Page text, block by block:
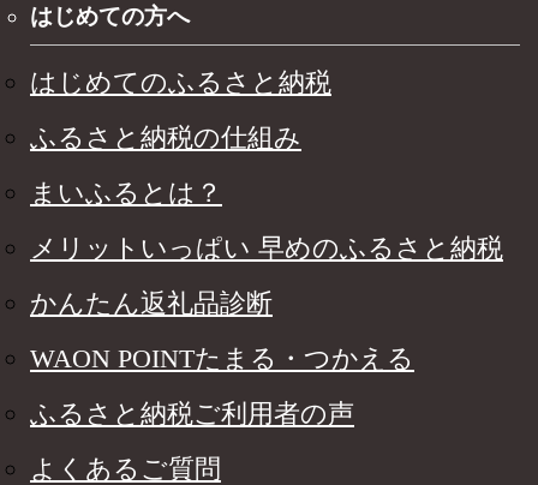
はじめての方へ
はじめてのふるさと納税
ふるさと納税の仕組み
まいふるとは？
メリットいっぱい 早めのふるさと納税
かんたん返礼品診断
WAON POINTたまる・つかえる
ふるさと納税ご利用者の声
よくあるご質問